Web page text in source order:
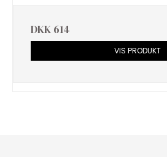
DKK 614
VIS PRODUKT